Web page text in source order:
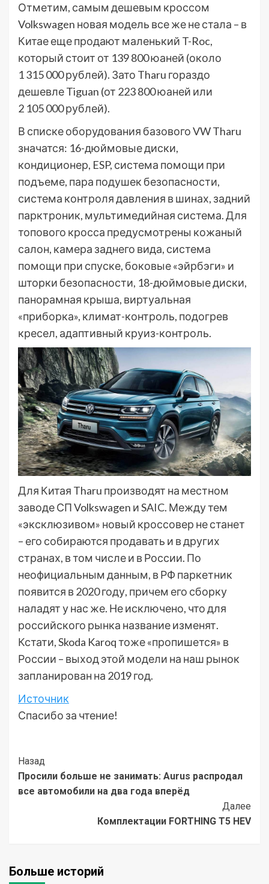
Отметим, самым дешевым кроссом
Volkswagen новая модель все же не стала – в
Китае еще продают маленький T-Roc,
который стоит от 139 800 юаней (около
1 315 000 рублей). Зато Tharu гораздо
дешевле Tiguan (от 223 800 юаней или
2 105 000 рублей).
В списке оборудования базового VW Tharu
значатся: 16-дюймовые диски,
кондиционер, ESP, система помощи при
подъеме, пара подушек безопасности,
система контроля давления в шинах, задний
парктроник, мультимедийная система. Для
топового кросса предусмотрены кожаный
салон, камера заднего вида, система
помощи при спуске, боковые «эйрбэги» и
шторки безопасности, 18-дюймовые диски,
панорамная крыша, виртуальная
«приборка», климат-контроль, подогрев
кресел, адаптивный круиз-контроль.
Для Китая Tharu производят на местном
заводе СП Volkswagen и SAIC. Между тем
«эксклюзивом» новый кроссовер не станет
– его собираются продавать и в других
странах, в том числе и в России. По
неофициальным данным, в РФ паркетник
появится в 2020 году, причем его сборку
наладят у нас же. Не исключено, что для
российского рынка название изменят.
Кстати, Skoda Karoq тоже «пропишется» в
России – выход этой модели на наш рынок
запланирован на 2019 год.
Источник
Спасибо за чтение!
Post
Navigation
Назад
Просили больше не занимать: Aurus распродал
все автомобили на два года вперёд
Далее
Комплектации FORTHING T5 HEV
Больше историй